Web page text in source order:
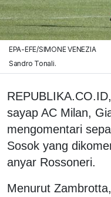
EPA-EFE/SIMONE VENEZIA
Sandro Tonali.
sayap AC Milan,
mengomentari
Sosok yang
anyar Rossoneri.
Menurut